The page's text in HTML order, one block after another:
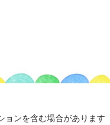
ョンを含む場合があります